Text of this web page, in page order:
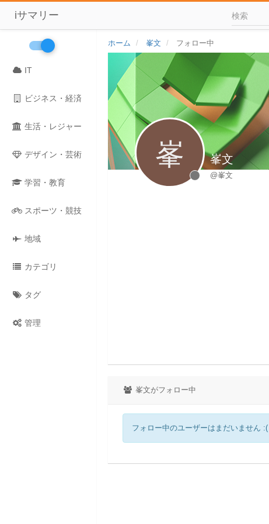
iサマリー
IT
ビジネス・経済
生活・レジャー
デザイン・芸術
学習・教育
スポーツ・競技
地域
カテゴリ
タグ
管理
ホーム 峯文 フォロー中
峯 峯文
@峯文
峯文がフォロー中
フォロー中のユーザーはまだいません :(